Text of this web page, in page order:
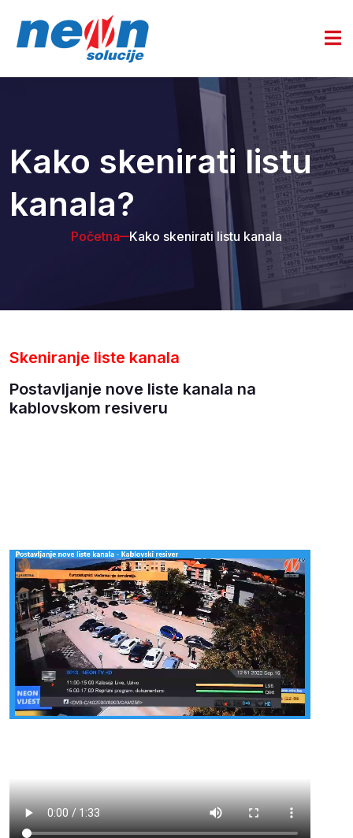
Kako skenirati listu
kanala?
Početna Kako skenirati listu kanala
Skeniranje liste kanala
Postavljanje nove liste kanala na
kablovskom resiveru